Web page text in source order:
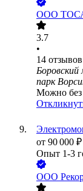
ООО
3.7
•
14 отзывов
Боровский
парк
Можно без
от 90 000 ₽
Опыт 1-3
ООО